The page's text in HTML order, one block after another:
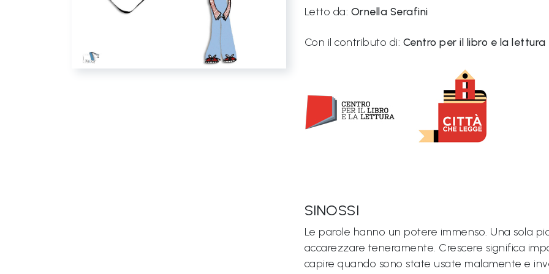
Letto da: Ornella Serafini
Con il contributo di: Centro per il libro e la
SINOSSI
Le parole hanno un potere immenso. Una sola
accarezzare teneramente. Crescere significa
capire quando sono state usate malamente e